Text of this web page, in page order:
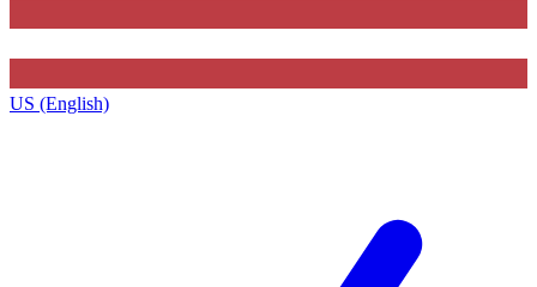
US (English)